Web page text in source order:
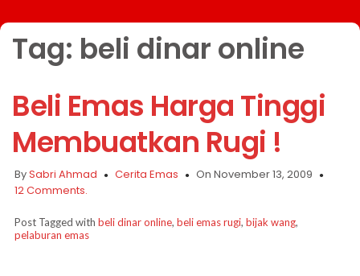
Tag: beli dinar online
Beli Emas Harga Tinggi
Membuatkan Rugi !
BySabri Ahmad Cerita Emas
On November 13, 2009
12 Comments.
Post Tagged with beli dinar online, beli emas rugi, bijak wang,
pelaburan emas